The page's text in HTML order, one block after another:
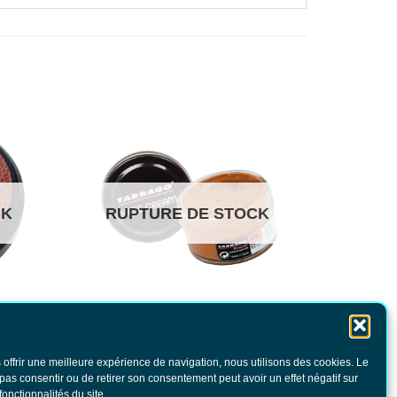
offrir une meilleure expérience de navigation, nous utilisons des cookies. Le
consentir ou de retirer son consentement peut avoir un effet négatif sur
du site .
RUPTURE DE STOCK
6.80€ TTC